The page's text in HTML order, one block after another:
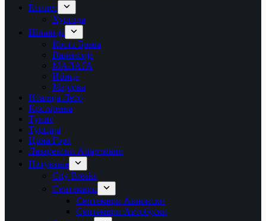
Египет
Хургада
Шпанија
Коста Брава
Валенсија
МАЛАГА
Ибица
Мајорка
Италија Лето
Крстарења
Тунис
Турција
Црна Гора
Лазаревски Апартмани
Патувања
City Breaks
Септември
Септември Авионски
Септември Автобуски